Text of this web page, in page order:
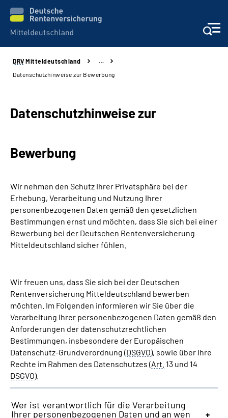
Aktuelles
Karriere
Über uns
Online-Services
Leichte Sprache
Suche
Mein Kundenportal
DRV Mitteldeutschland
…
Datenschutzhinweise zur Bewerbung
Datenschutzhinweise zur
Bewerbung
Wir nehmen den Schutz Ihrer Privatsphäre bei der
Erhebung, Verarbeitung und Nutzung Ihrer
personenbezogenen Daten gemäß den gesetzlichen
Bestimmungen ernst und möchten, dass Sie sich bei einer
Bewerbung bei der Deutschen Rentenversicherung
Mitteldeutschland sicher fühlen.
Wir freuen uns, dass Sie sich bei der Deutschen
Rentenversicherung Mitteldeutschland bewerben
möchten. Im Folgenden informieren wir Sie über die
Verarbeitung Ihrer personenbezogenen Daten gemäß den
Anforderungen der datenschutzrechtlichen
Bestimmungen, insbesondere der Europäischen
Datenschutz-Grundverordnung (DSGVO), sowie über Ihre
Rechte im Rahmen des Datenschutzes (Art. 13 und 14
DSGVO).
Wer ist verantwortlich für die Verarbeitung
Ihrer personen­bezogenen Daten und an wen